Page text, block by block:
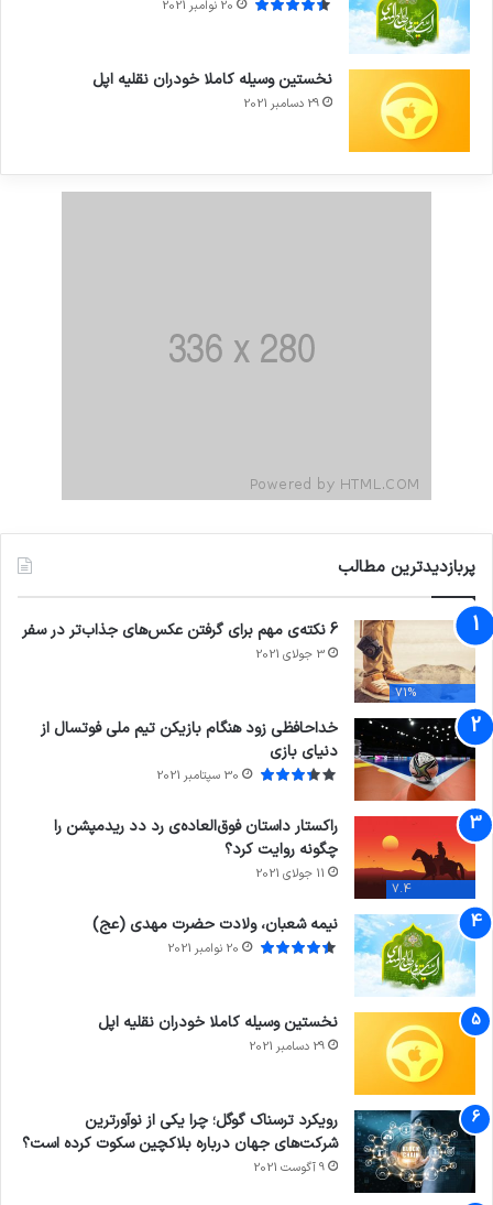
20 نوامبر 2021
نخستین وسیله کاملا خودران نقلیه اپل
29 دسامبر 2021
پربازدیدترین مطالب
71%
6 نکته‌ی مهم برای گرفتن عکس‌های جذاب‌تر در سفر
3 جولای 2021
خداحافظی زود هنگام بازیکن تیم ملی فوتسال از
دنیای بازی
30 سپتامبر 2021
7.4
راکستار داستان فوق‌العاده‌ی رد دد ریدمپشن را
چگونه روایت کرد؟
11 جولای 2021
نیمه شعبان، ولادت حضرت مهدی (عج)
20 نوامبر 2021
نخستین وسیله کاملا خودران نقلیه اپل
29 دسامبر 2021
رویکرد ترسناک گوگل؛ چرا یکی از نوآورترین
شرکت‌های جهان درباره بلاکچین سکوت کرده است؟
9 آگوست 2021